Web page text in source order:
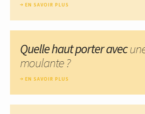
EN SAVOIR PLUS
Quelle haut porter avec
moulante ?
EN SAVOIR PLUS